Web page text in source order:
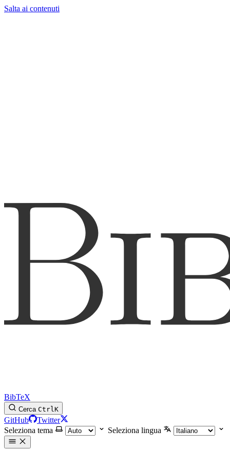
Salta ai contenuti
BibTeX
Cerca CtrlK
GitHub
Twitter
Seleziona tema
Seleziona lingua